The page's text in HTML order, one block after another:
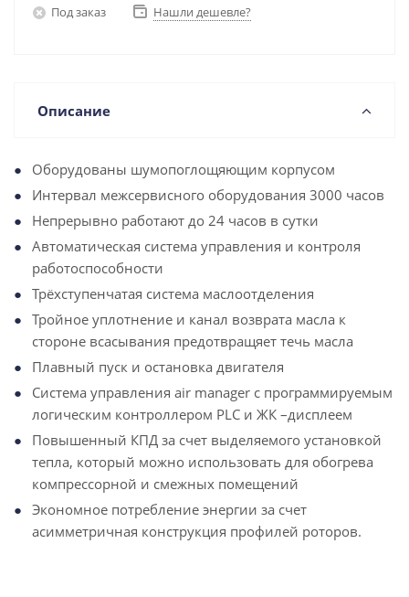
Под заказ Нашли дешевле?
Описание
Оборудованы шумопоглощяющим корпусом
Интервал межсервисного оборудования 3000 часов
Непрерывно работают до 24 часов в сутки
Автоматическая система управления и контроля
работоспособности
Трёхступенчатая система маслоотделения
Тройное уплотнение и канал возврата масла к
стороне всасывания предотвращяет течь масла
Плавный пуск и остановка двигателя
Система управления air manager с программируемым
логическим контроллером PLC и ЖК –дисплеем
Повышенный КПД за счет выделяемого установкой
тепла, который можно использовать для обогрева
компрессорной и смежных помещений
Экономное потребление энергии за счет
асимметричная конструкция профилей роторов.